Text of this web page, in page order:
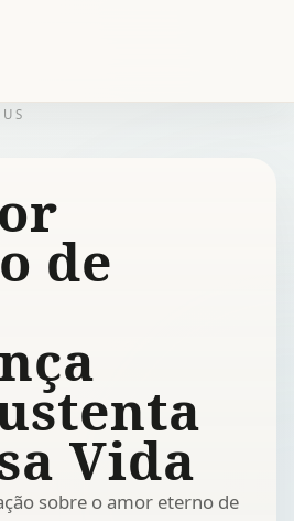
de
Vida
sobre o amor eterno de